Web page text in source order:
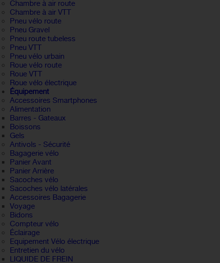
Chambre à air route
Chambre à air VTT
Pneu vélo route
Pneu Gravel
Pneu route tubeless
Pneu VTT
Pneu vélo urbain
Roue vélo route
Roue VTT
Roue vélo électrique
Équipement
Accessoires Smartphones
Alimentation
Barres - Gateaux
Boissons
Gels
Antivols - Sécurité
Bagagerie vélo
Panier Avant
Panier Arrière
Sacoches vélo
Sacoches vélo latérales
Accessoires Bagagerie
Voyage
Bidons
Compteur vélo
Éclairage
Equipement Vélo électrique
Entretien du vélo
LIQUIDE DE FREIN